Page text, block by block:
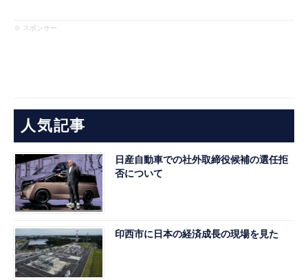
※ スポンサー
人気記事
日産自動車での社外取締役候補の選任拒
否について
印西市に日本の経済成長の現場を見た